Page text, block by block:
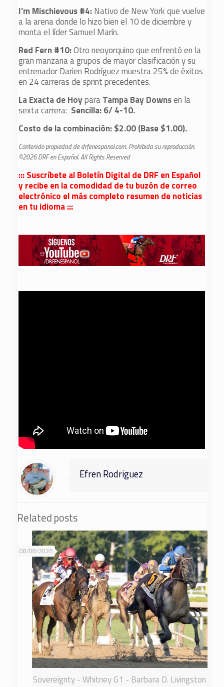
I’m Mischievous #4:Nativo de New York que vuelve
a la arena donde lo hizo bien el 10 de diciembre y
monta el líder Samuel Marín.
Red Fern #10:Otro neoyorquino que enfrentó en la
gran manzana a grupos de mayor clasificación y su
entrenador Darien Rodríguez muestra 25% de éxitos
en 24 carreras de sprint precedentes.
La Exacta de HoyparaTampa Bay Downsen la
sexta carrera: Sencilla: 6/ 4-10.
Costo de la combinación: $2.00 (Base $1.00).
Contenido propiedad de drfenespanol.com. Prohibida su reproducción.
©2026 DRF en Español. All Rights Reserved
::: Suscríbete al Boletín Digital de DRF en Español
y recibe en la comodidad de tu buzón de correo
electrónico el más completo resumen de noticias
en tu idioma :::
Efren Rodriguez
Related posts
Sovereignty - Whitney G1 - Barbara D. Livingston
08/08/2026